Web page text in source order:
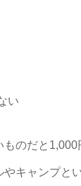
い
のだと1,000
キャンプと